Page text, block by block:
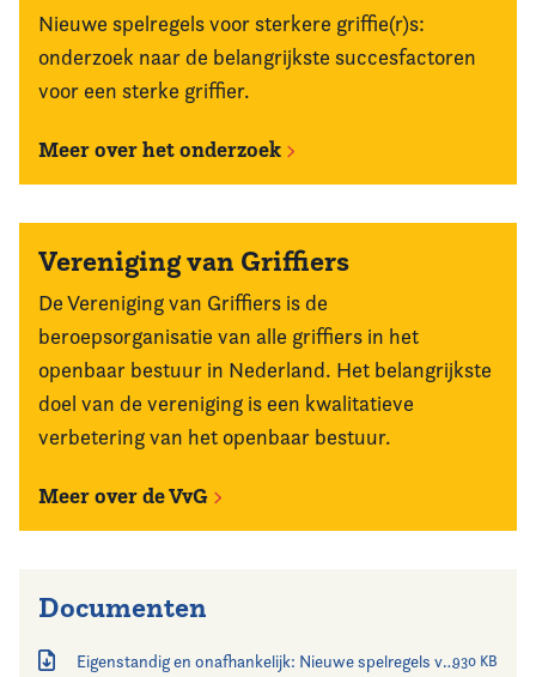
Nieuwe spelregels voor sterkere griffie(r)s:
onderzoek naar de belangrijkste succesfactoren
voor een sterke griffier.
Meer over het onderzoek
Vereniging van Griffiers
De Vereniging van Griffiers is de
beroepsorganisatie van alle griffiers in het
openbaar bestuur in Nederland. Het belangrijkste
doel van de vereniging is een kwalitatieve
verbetering van het openbaar bestuur.
Meer over de VvG
Documenten
Eigenstandig en onafhankelijk: Nieuwe spelregels voor de sterkere griffiers930 KB